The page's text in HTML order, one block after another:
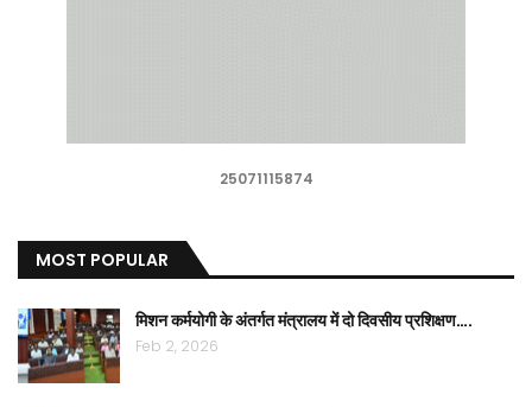
25071115874
MOST POPULAR
मिशन कर्मयोगी के अंतर्गत मंत्रालय में दो दिवसीय प्रशिक्षण….
Feb 2, 2026